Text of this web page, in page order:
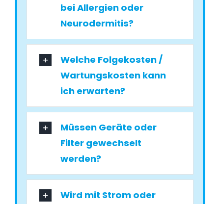
bei Allergien oder
Neurodermitis?
Welche Folgekosten /
Wartungskosten kann
ich erwarten?
Müssen Geräte oder
Filter gewechselt
werden?
Wird mit Strom oder